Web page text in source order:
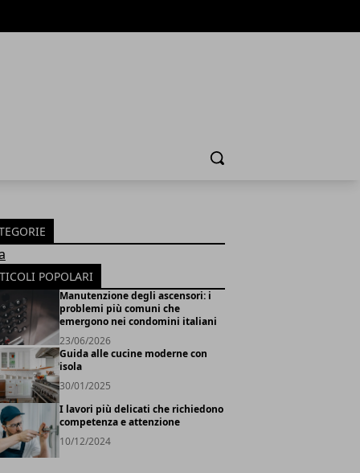
Cerca
POPOLARI
Manutenzione degli ascensori: i
problemi più comuni che
emergono nei condomini italiani
23/06/2026
Guida alle cucine moderne con
isola
30/01/2025
I lavori più delicati che richiedono
competenza e attenzione
10/12/2024